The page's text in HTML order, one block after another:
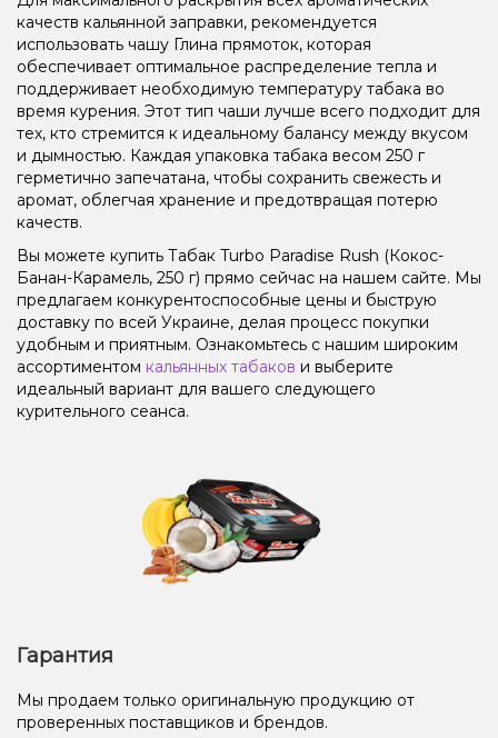
качеств кальянной заправки, рекомендуется
использовать чашу Глина прямоток, которая
обеспечивает оптимальное распределение тепла и
поддерживает необходимую температуру табака во
время курения. Этот тип чаши лучше всего подходит для
тех, кто стремится к идеальному балансу между вкусом
и дымностью. Каждая упаковка табака весом 250 г
герметично запечатана, чтобы сохранить свежесть и
аромат, облегчая хранение и предотвращая потерю
качеств.
Вы можете купить Табак Turbo Paradise Rush (Кокос-
Банан-Карамель, 250 г) прямо сейчас на нашем сайте. Мы
предлагаем конкурентоспособные цены и быструю
доставку по всей Украине, делая процесс покупки
удобным и приятным. Ознакомьтесь с нашим широким
ассортиментом кальянных табаков и выберите
идеальный вариант для вашего следующего
курительного сеанса.
Гарантия
Мы продаем только оригинальную продукцию от
проверенных поставщиков и брендов.